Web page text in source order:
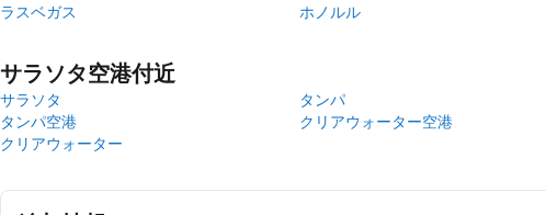
ラスベガス
ホノルル
サラソタ空港付近
サラソタ
タンパ
タンパ空港
クリアウォーター空港
クリアウォーター